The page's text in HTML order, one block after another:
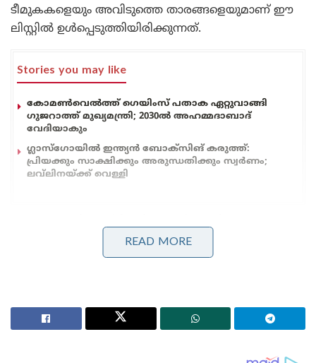
ടീമുകകളെയും അവിടുത്തെ താരങ്ങളെയുമാണ് ഈ
ലിസ്റ്റിൽ ഉൾപ്പെടുത്തിയിരിക്കുന്നത്.
Stories you may like
കോമൺവെൽത്ത് ഗെയിംസ് പതാക ഏറ്റുവാങ്ങി
ഗുജറാത്ത് മുഖ്യമന്ത്രി; 2030ൽ അഹമ്മദാബാദ്
വേദിയാകും
ഗ്ലാസ്‌ഗോയിൽ ഇന്ത്യൻ ബോക്സിങ് കരുത്ത്:
പ്രിയക്കും സാക്ഷിക്കും അരുന്ധതിക്കും സ്വർണം;
ലവ്‌ലിനയ്ക്ക് വെള്ളി
പ്രഭ്സിമ്രാൻ സിംഗ് 510 റൺസുമായി തിളങ്ങി.
ഏകദേശം 169 എന്ന മികച്ച സ്ട്രൈക്ക്
ഡൽഹി ക്യാപിറ്റൽസ്): ബാറ്റിംഗിൽ ടീം തകരുമ്പോഴും
കെ.എൽ രാഹുൽ 500-ലധികം റൺസ് നേടി തന്റെ
READ MORE